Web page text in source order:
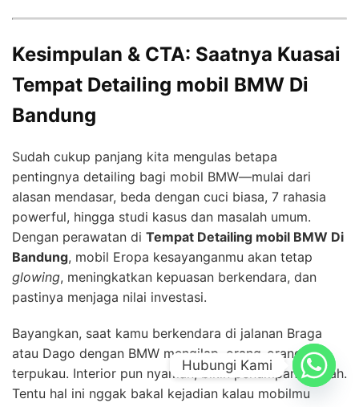
Kesimpulan & CTA: Saatnya Kuasai
Tempat Detailing mobil BMW Di
Bandung
Sudah cukup panjang kita mengulas betapa
pentingnya detailing bagi mobil BMW—mulai dari
alasan mendasar, beda dengan cuci biasa, 7 rahasia
powerful, hingga studi kasus dan masalah umum.
Dengan perawatan di Tempat Detailing mobil BMW Di
Bandung, mobil Eropa kesayanganmu akan tetap
glowing, meningkatkan kepuasan berkendara, dan
pastinya menjaga nilai investasi.
Bayangkan, saat kamu berkendara di jalanan Braga
atau Dago dengan BMW mengilap, orang-orang pun
terpukau. Interior pun nyaman, bikin penumpang betah.
Tentu hal ini nggak bakal kejadian kalau mobilmu
Hubungi Kami